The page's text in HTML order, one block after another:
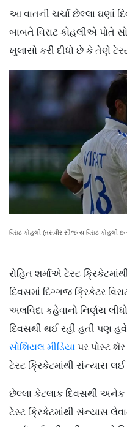
આ વાતની ચર્ચા છેલ્લા ઘણાં
બાબતે વિરાટ કોહલીએ પોતે
ખુલાસો કરી દીધો છે કે તેણે
વિરાટ કોહલી (તસવીર સૌજન્ય વિરાટ કોહલી
રોહિત શર્માએ ટેસ્ટ
દિવસમાં દિગ્ગજ ક્રિકેટર
અલવિદા કહેવાનો નિર્ણય
દિવસથી થઈ રહી હતી પણ
સોશિયલ મીડિયા પર પોસ્ટ
ટેસ્ટ ક્રિકેટમાંથી સંન્યાસ લઈ
છેલ્લા કેટલાક દિવસથી અનેક
ટેસ્ટ ક્રિકેટમાંથી સંન્યાસ